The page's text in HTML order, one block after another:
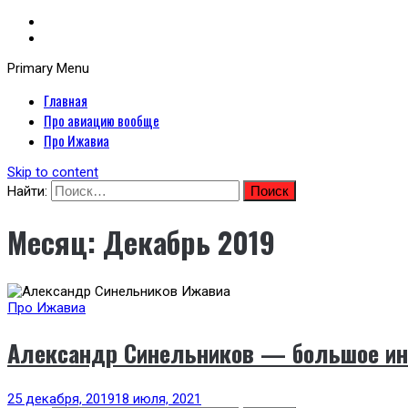
Я люблю ИжАвиа
Primary Menu
Главная
Про авиацию вообще
Про Ижавиа
Skip to content
Найти:
Месяц: Декабрь 2019
Про Ижавиа
Александр Синельников — большое
25 декабря, 201918 июля, 2021